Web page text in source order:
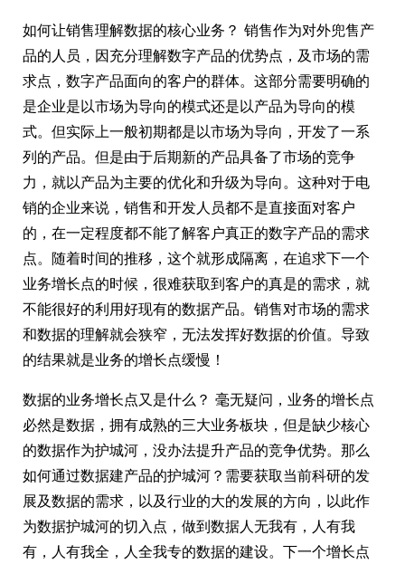
如何让销售理解数据的核心业务？ 销售作为对外兜售产
品的人员，因充分理解数字产品的优势点，及市场的需
求点，数字产品面向的客户的群体。这部分需要明确的
是企业是以市场为导向的模式还是以产品为导向的模
式。但实际上一般初期都是以市场为导向，开发了一系
列的产品。但是由于后期新的产品具备了市场的竞争
力，就以产品为主要的优化和升级为导向。这种对于电
销的企业来说，销售和开发人员都不是直接面对客户
的，在一定程度都不能了解客户真正的数字产品的需求
点。随着时间的推移，这个就形成隔离，在追求下一个
业务增长点的时候，很难获取到客户的真是的需求，就
不能很好的利用好现有的数据产品。销售对市场的需求
和数据的理解就会狭窄，无法发挥好数据的价值。导致
的结果就是业务的增长点缓慢！
数据的业务增长点又是什么？ 毫无疑问，业务的增长点
必然是数据，拥有成熟的三大业务板块，但是缺少核心
的数据作为护城河，没办法提升产品的竞争优势。那么
如何通过数据建产品的护城河？需要获取当前科研的发
展及数据的需求，以及行业的大的发展的方向，以此作
为数据护城河的切入点，做到数据人无我有，人有我
有，人有我全，人全我专的数据的建设。下一个增长点